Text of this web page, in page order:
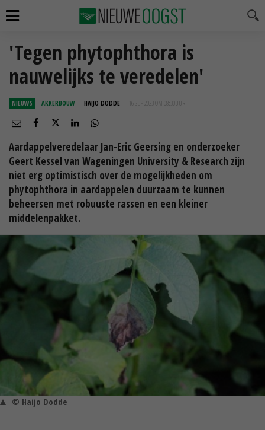
'Tegen phytophthora is
nauwelijks te veredelen'
NIEUWS AKKERBOUW HAIJO DODDE 16 SEP 2023 OM 08:30
Aardappelveredelaar Jan-Eric Geersing en onderzoeker
Geert Kessel van Wageningen University & Research zijn
niet erg optimistisch over de mogelijkheden om
phytophthora in aardappelen duurzaam te kunnen
beheersen met robuuste rassen en een kleiner
middelenpakket.
© Haijo Dodde